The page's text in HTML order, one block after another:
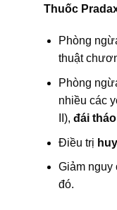
Thuốc
Phòng
thuật
Phòng
nhiều các
II), đái
Điều trị
Giảm nguy
đó.